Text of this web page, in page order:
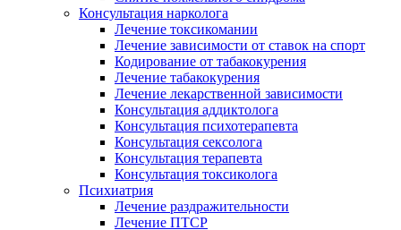
Консультация нарколога
Лечение токсикомании
Лечение зависимости от ставок на спорт
Кодирование от табакокурения
Лечение табакокурения
Лечение лекарственной зависимости
Консультация аддиктолога
Консультация психотерапевта
Консультация сексолога
Консультация терапевта
Консультация токсиколога
Психиатрия
Лечение раздражительности
Лечение ПТСР